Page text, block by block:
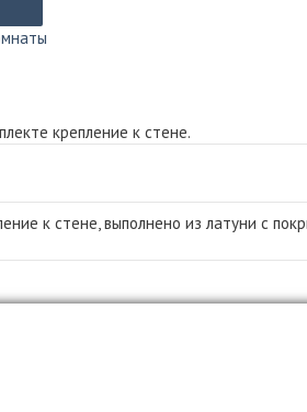
крепление к стене.
к стене, выполнено из латуни с